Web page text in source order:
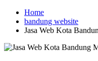
Skip
content
Home
bandung website
Jasa Web Kota